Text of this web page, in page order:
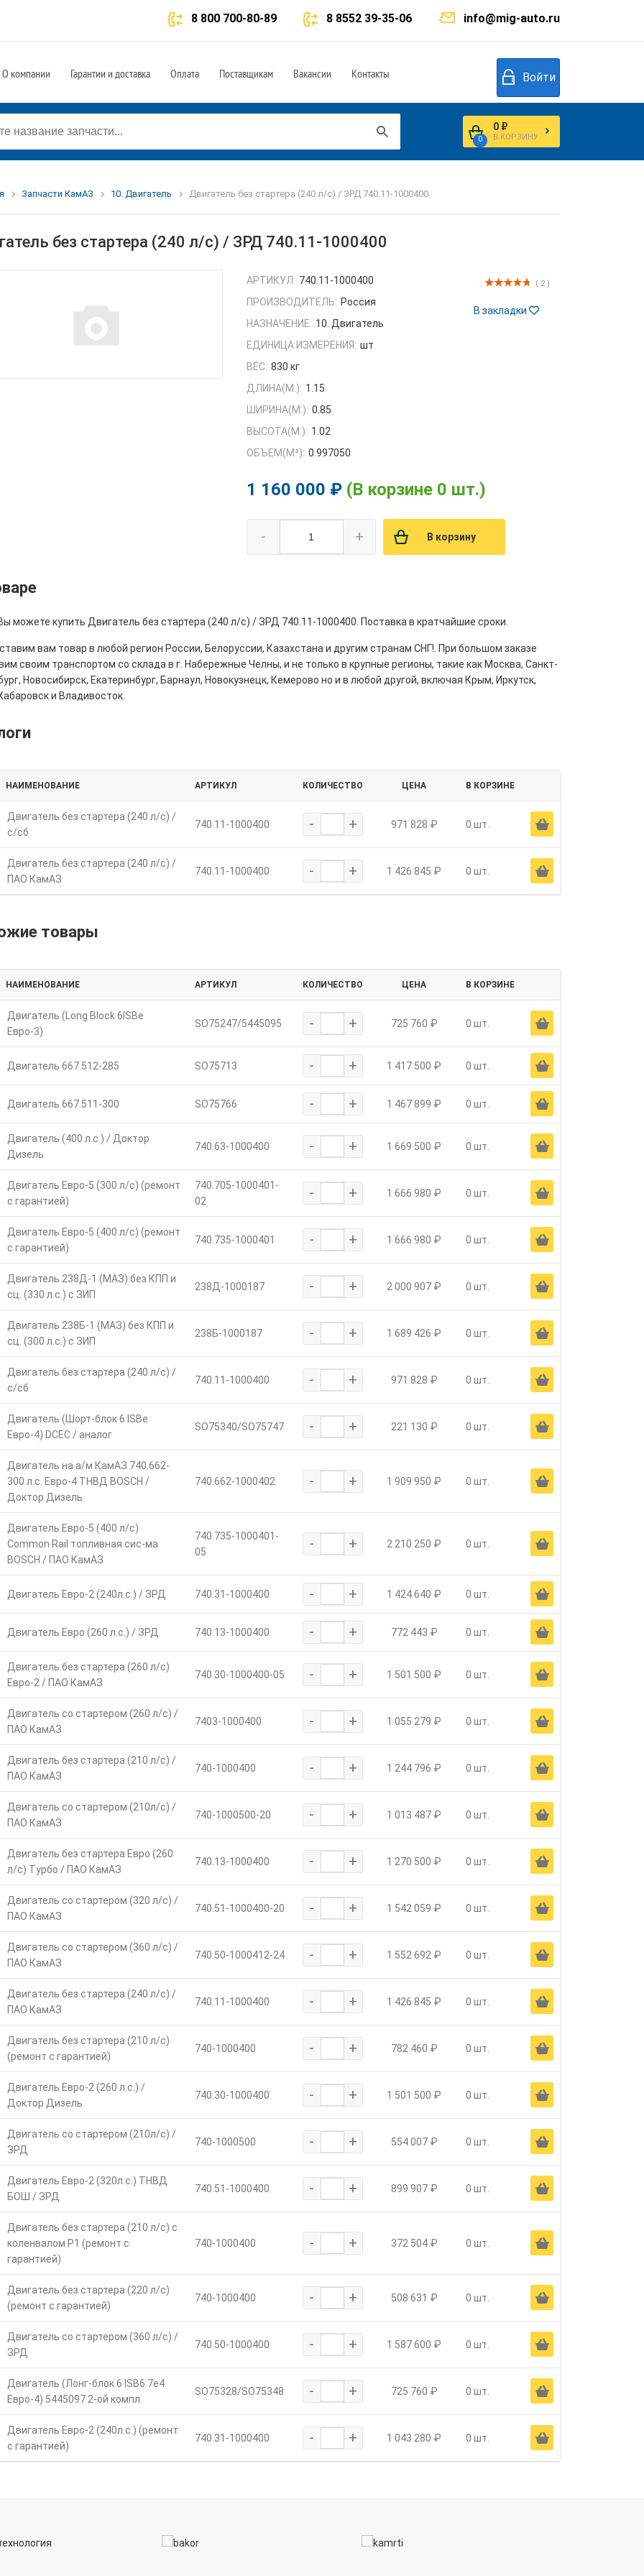
info@mig-auto.ru
8 8552 39-35-06
8 800 700-80-89
О компании Гарантии и доставка Оплата Поставщикам Вакансии Контакты Войти
0
0 ₽
В КОРЗИНУ
Запчасти КамАЗ 10. Двигатель Двигатель без стартера (240 л/с) / ЗРД 740.11-1000400
без стартера (240 л/с) / ЗРД 740.11-1000400
( 2 )
В закладки
АРТИКУЛ: 740.11-1000400
ПРОИЗВОДИТЕЛЬ: Россия
НАЗНАЧЕНИЕ: 10. Двигатель
ЕДИНИЦА ИЗМЕРЕНИЯ: шт
ВЕС: 830 кг
ДЛИНА(М.): 1.15
ШИРИНА(М.): 0.85
ВЫСОТА(М.): 1.02
ОБЪЕМ(M³): 0.997050
1 160 000 ₽ (В корзине 0 шт.)
- + В корзину
можете купить Двигатель без стартера (240 л/с) / ЗРД 740.11-1000400. Поставка в кратчайшие сроки.
вам товар в любой регион России, Белоруссии, Казахстана и другим странам СНГ!. При большом заказе
своим транспортом со склада в г. Набережные Челны, и не только в крупные регионы, такие как Москва, Санкт-
Новосибирск, Екатеринбург, Барнаул, Новокузнецк, Кемерово но и в любой другой, включая Крым, Иркутск,
и Владивосток.
НАИМЕНОВАНИЕ АРТИКУЛ КОЛИЧЕСТВО ЦЕНА В КОРЗИНЕ
Двигатель без стартера (240 л/с) /
с/сб
740.11-1000400 - + 971 828 ₽ 0 шт. Ä
Двигатель без стартера (240 л/с) /
ПАО КамАЗ
740.11-1000400 - + 1 426 845 ₽ 0 шт. Ä
товары
НАИМЕНОВАНИЕ АРТИКУЛ КОЛИЧЕСТВО ЦЕНА В КОРЗИНЕ
Двигатель (Long Block 6ISBe
Евро-3)
SO75247/5445095 - + 725 760 ₽ 0 шт. Ä
Двигатель 667.512-285 SO75713 - + 1 417 500 ₽ 0 шт. Ä
Двигатель 667.511-300 SO75766 - + 1 467 899 ₽ 0 шт. Ä
Двигатель (400 л.с.) / Доктор
Дизель
740.63-1000400 - + 1 669 500 ₽ 0 шт. Ä
Двигатель Евро-5 (300 л/с) (ремонт
с гарантией)
740.705-1000401-
02
- + 1 666 980 ₽ 0 шт. Ä
Двигатель Евро-5 (400 л/с) (ремонт
с гарантией)
740.735-1000401 - + 1 666 980 ₽ 0 шт. Ä
Двигатель 238Д-1 (МАЗ) без КПП и
сц. (330 л.с.) с ЗИП
238Д-1000187 - + 2 000 907 ₽ 0 шт. Ä
Двигатель 238Б-1 (МАЗ) без КПП и
сц. (300 л.с.) с ЗИП
238Б-1000187 - + 1 689 426 ₽ 0 шт. Ä
Двигатель без стартера (240 л/с) /
с/сб
740.11-1000400 - + 971 828 ₽ 0 шт. Ä
Двигатель (Шорт-блок 6 ISBe
Евро-4) DCEC / аналог
SO75340/SO75747 - + 221 130 ₽ 0 шт. Ä
Двигатель на а/м КамАЗ 740.662-
300 л.с. Евро-4 ТНВД BOSCH /
Доктор Дизель
740.662-1000402 - + 1 909 950 ₽ 0 шт. Ä
Двигатель Евро-5 (400 л/с)
Common Rail топливная сис-ма
BOSCH / ПАО КамАЗ
740.735-1000401-
05
- + 2 210 250 ₽ 0 шт. Ä
Двигатель Евро-2 (240л.с.) / ЗРД 740.31-1000400 - + 1 424 640 ₽ 0 шт. Ä
Двигатель Евро (260 л.с.) / ЗРД 740.13-1000400 - + 772 443 ₽ 0 шт. Ä
Двигатель без стартера (260 л/с)
Евро-2 / ПАО КамАЗ
740.30-1000400-05 - + 1 501 500 ₽ 0 шт. Ä
Двигатель со стартером (260 л/с) /
ПАО КамАЗ
7403-1000400 - + 1 055 279 ₽ 0 шт. Ä
Двигатель без стартера (210 л/с) /
ПАО КамАЗ
740-1000400 - + 1 244 796 ₽ 0 шт. Ä
Двигатель со стартером (210л/с) /
ПАО КамАЗ
740-1000500-20 - + 1 013 487 ₽ 0 шт. Ä
Двигатель без стартера Евро (260
л/с) Турбо / ПАО КамАЗ
740.13-1000400 - + 1 270 500 ₽ 0 шт. Ä
Двигатель со стартером (320 л/с) /
ПАО КамАЗ
740.51-1000400-20 - + 1 542 059 ₽ 0 шт. Ä
Двигатель со стартером (360 л/с) /
ПАО КамАЗ
740.50-1000412-24 - + 1 552 692 ₽ 0 шт. Ä
Двигатель без стартера (240 л/с) /
ПАО КамАЗ
740.11-1000400 - + 1 426 845 ₽ 0 шт. Ä
Двигатель без стартера (210 л/с)
(ремонт с гарантией)
740-1000400 - + 782 460 ₽ 0 шт. Ä
Двигатель Евро-2 (260 л.с.) /
Доктор Дизель
740.30-1000400 - + 1 501 500 ₽ 0 шт. Ä
Двигатель со стартером (210л/с) /
ЗРД
740-1000500 - + 554 007 ₽ 0 шт. Ä
Двигатель Евро-2 (320л.с.) ТНВД
БОШ / ЗРД
740.51-1000400 - + 899 907 ₽ 0 шт. Ä
Двигатель без стартера (210 л/с) с
коленвалом Р1 (ремонт с
гарантией)
740-1000400 - + 372 504 ₽ 0 шт. Ä
Двигатель без стартера (220 л/с)
(ремонт с гарантией)
740-1000400 - + 508 631 ₽ 0 шт. Ä
Двигатель со стартером (360 л/с) /
ЗРД
740.50-1000400 - + 1 587 600 ₽ 0 шт. Ä
Двигатель (Лонг-блок 6 ISB6.7е4
Евро-4) 5445097 2-ой компл.
SO75328/SO75348 - + 725 760 ₽ 0 шт. Ä
Двигатель Евро-2 (240л.с.) (ремонт
с гарантией)
740.31-1000400 - + 1 043 280 ₽ 0 шт. Ä